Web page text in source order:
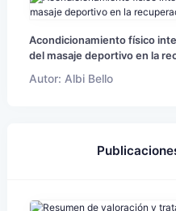
Acondicionamiento físico
del masaje deportivo en la
Autor: Albi Bello